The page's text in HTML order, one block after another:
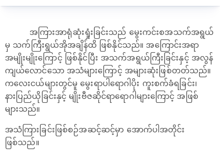
အကြားအာရုံဆုံးရှုံးခြင်းသည် မွေးကင်းစအသက်အရွယ်
မှ သက်ကြီးရွယ်အိုအချိန်ထိ ဖြစ်နိုင်သည်။ အကြောင်းအရာ
အမျိုးမျိုးကြောင့် ဖြစ်နိုင်ပြီး အသက်အရွယ်ကြီးခြင်းနှင့် အလွန်
ကျယ်လောင်သော အသံများကြောင့် အများဆုံးဖြစ်တတ်သည်။
ကလေးငယ်များတွင်မူ မွေးရာပါရောဂါပိုး ကူးစက်ခံရခြင်း၊
နားပြည်ယိုခြင်းနှင့် မျိုးဗီဇဆိုင်ရာရောဂါများကြောင့် အဖြစ်
များသည်။
အသံကြားခြင်းဖြစ်စဉ်အဆင့်ဆင့်မှာ အောက်ပါအတိုင်း
ဖြစ်သည်။